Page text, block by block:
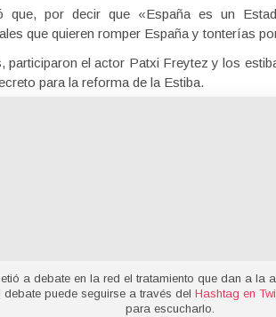
que, por decir que «España es un
que quieren romper España y tonterías
participaron el actor Patxi Freytez y los
para la reforma de la Estiba.
a debate en la red el tratamiento que dan a la
puede seguirse a través del Hashtag en
para escucharlo.